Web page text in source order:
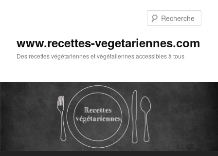
www.recettes-vegetariennes.com
Des recettes végétariennes et végétaliennes accessibles à tous